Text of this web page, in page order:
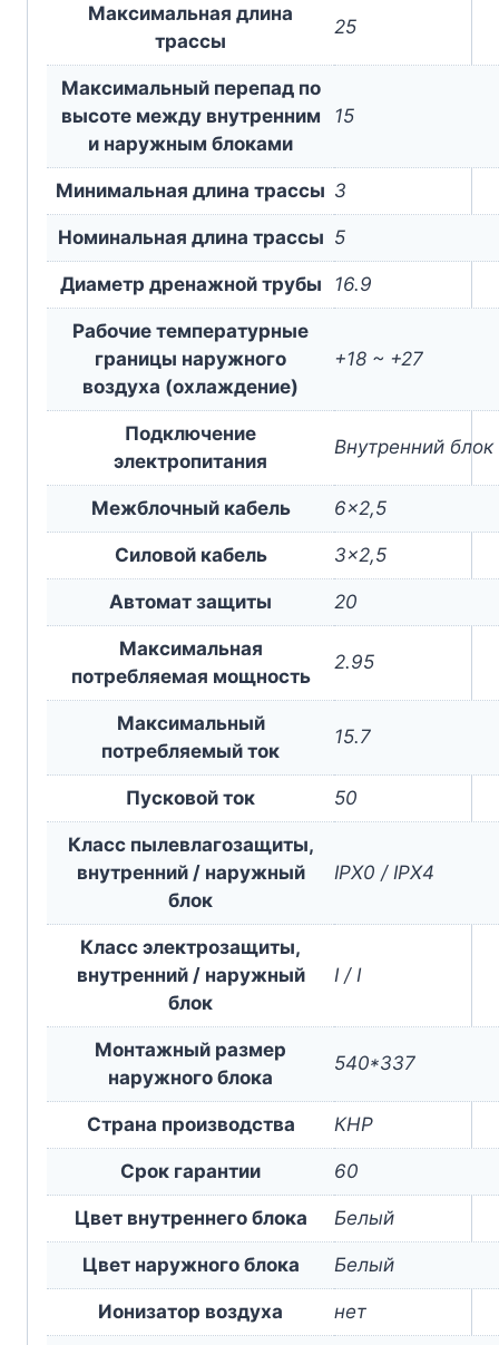
Максимальная длина
трассы
25
Максимальный перепад по
высоте между внутренним
и наружным блоками
15
Минимальная длина трассы 3
Номинальная длина трассы 5
Диаметр дренажной трубы 16.9
Рабочие температурные
границы наружного
воздуха (охлаждение)
+18 ~ +27
Подключение
электропитания
Внутренний блок
Межблочный кабель 6×2,5
Силовой кабель 3×2,5
Автомат защиты 20
Максимальная
потребляемая мощность
2.95
Максимальный
потребляемый ток
15.7
Пусковой ток 50
Класс пылевлагозащиты,
внутренний / наружный
блок
IPX0 / IPX4
Класс электрозащиты,
внутренний / наружный
блок
I / I
Монтажный размер
наружного блока
540*337
Страна производства КНР
Срок гарантии 60
Цвет внутреннего блока Белый
Цвет наружного блока Белый
Ионизатор воздуха нет